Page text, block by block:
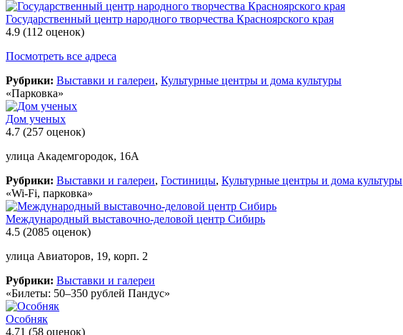
Государственный центр народного творчества Красноярского края
4.9 (112 оценок)
Посмотреть все адреса
Рубрики: Выставки и галереи, Культурные центры и дома культуры
«Парковка»
Дом ученых
4.7 (257 оценок)
улица Академгородок, 16А
Рубрики: Выставки и галереи, Гостиницы, Культурные центры и дома культуры
«Wi-Fi, парковка»
Международный выставочно-деловой центр Сибирь
4.5 (2085 оценок)
улица Авиаторов, 19, корп. 2
Рубрики: Выставки и галереи
«Билеты: 50–350 рублей Пандус»
Особняк
4.71 (58 оценок)